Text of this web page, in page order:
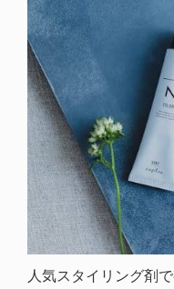
人気スタイリング剤